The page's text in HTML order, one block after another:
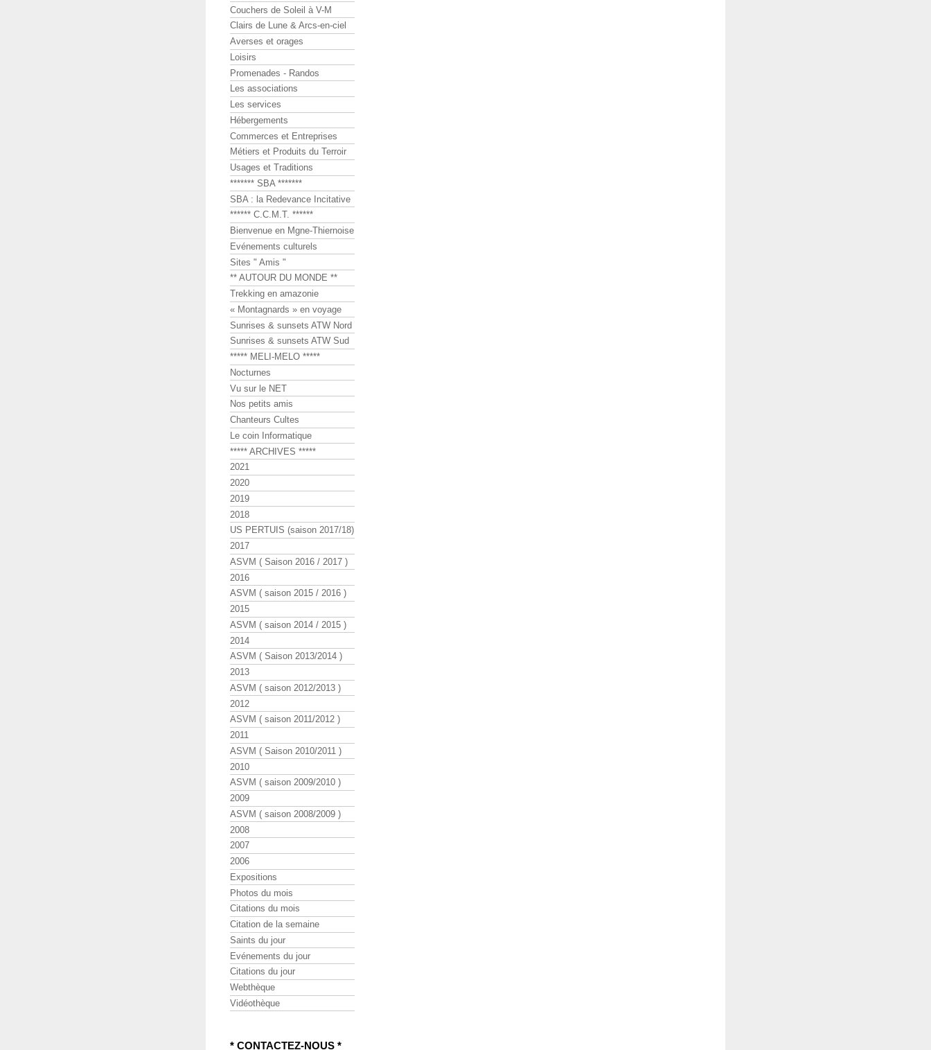
Couchers de Soleil à V-M
Clairs de Lune & Arcs-en-ciel
Averses et orages
Loisirs
Promenades - Randos
Les associations
Les services
Hébergements
Commerces et Entreprises
Métiers et Produits du Terroir
Usages et Traditions
******* SBA *******
SBA : la Redevance Incitative
****** C.C.M.T. ******
Bienvenue en Mgne-Thiernoise
Evénements culturels
Sites " Amis "
** AUTOUR DU MONDE **
Trekking en amazonie
« Montagnards » en voyage
Sunrises & sunsets ATW Nord
Sunrises & sunsets ATW Sud
***** MELI-MELO *****
Nocturnes
Vu sur le NET
Nos petits amis
Chanteurs Cultes
Le coin Informatique
***** ARCHIVES *****
2021
2020
2019
2018
US PERTUIS (saison 2017/18)
2017
ASVM ( Saison 2016 / 2017 )
2016
ASVM ( saison 2015 / 2016 )
2015
ASVM ( saison 2014 / 2015 )
2014
ASVM ( Saison 2013/2014 )
2013
ASVM ( saison 2012/2013 )
2012
ASVM ( saison 2011/2012 )
2011
ASVM ( Saison 2010/2011 )
2010
ASVM ( saison 2009/2010 )
2009
ASVM ( saison 2008/2009 )
2008
2007
2006
Expositions
Photos du mois
Citations du mois
Citation de la semaine
Saints du jour
Evénements du jour
Citations du jour
Webthèque
Vidéothèque
* CONTACTEZ-NOUS *